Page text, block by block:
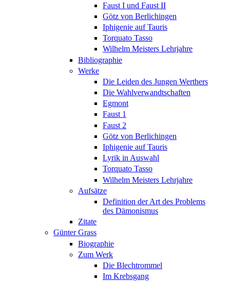
Faust I und Faust II
Götz von Berlichingen
Iphigenie auf Tauris
Torquato Tasso
Wilhelm Meisters Lehrjahre
Bibliographie
Werke
Die Leiden des Jungen Werthers
Die Wahlverwandtschaften
Egmont
Faust 1
Faust 2
Götz von Berlichingen
Iphigenie auf Tauris
Lyrik in Auswahl
Torquato Tasso
Wilhelm Meisters Lehrjahre
Aufsätze
Definition der Art des Problems
des Dämonismus
Zitate
Günter Grass
Biographie
Zum Werk
Die Blechtrommel
Im Krebsgang